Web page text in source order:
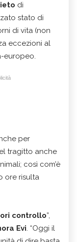
di
stato di
di vita (non
eccezioni al
europeo.
per
tragitto anche
così com’è
ore risulta
controllo”,
Evi. “Oggi il